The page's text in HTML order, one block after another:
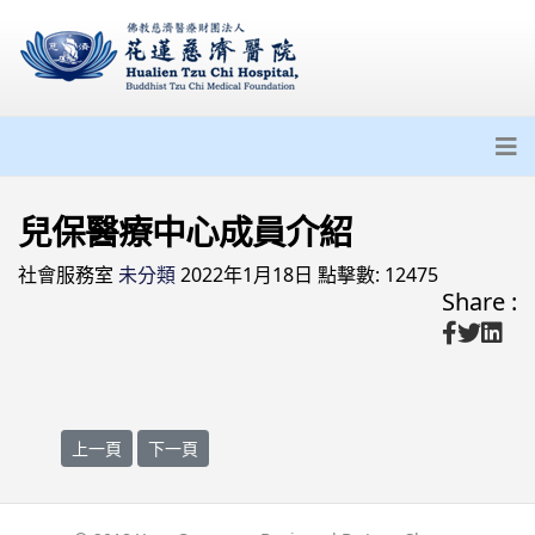
兒保醫療中心成員介紹
社會服務室 未分類2022年1月18日 點擊數: 12475
Share :
上一篇文章: 團隊介紹
上一頁 下一篇文章: 花蓮縣政府社會處
下一頁